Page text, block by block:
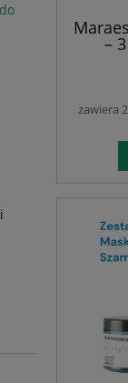
–
skóry
zawiera